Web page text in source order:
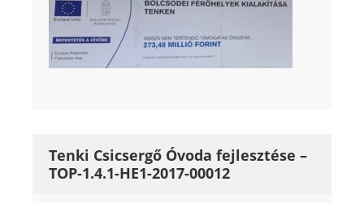
Tenki Csicsergő Óvoda fejlesztése –
TOP-1.4.1-HE1-2017-00012